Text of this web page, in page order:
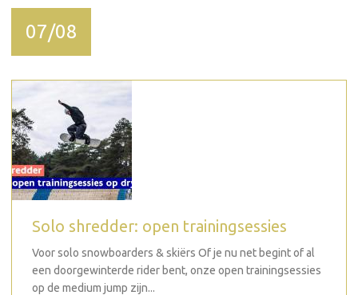
07/08
Solo shredder: open trainingsessies
Voor solo snowboarders & skiërs Of je nu net begint of al
een doorgewinterde rider bent, onze open trainingsessies
op de medium jump zijn...